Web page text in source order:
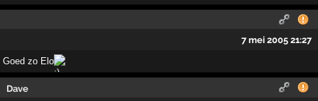
7 mei 2005 21:27
Goed zo Elo
Dave